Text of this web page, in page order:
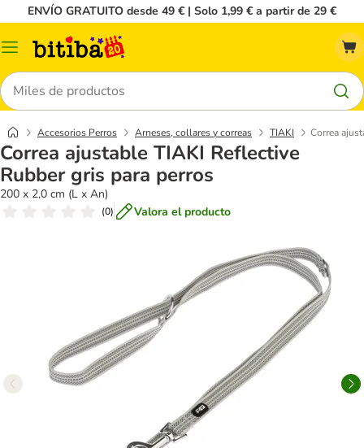
ENVÍO GRATUITO desde 49 € | Solo 1,99 € a partir de 29 €
Menú
Buscar
Accesorios Perros Arneses, collares y correas TIAKI Correa
Correa ajustable TIAKI Reflective
Rubber gris para perros
200 x 2,0 cm (L x An)
(0) Valora el producto